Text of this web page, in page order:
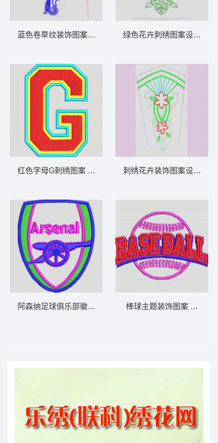
蓝色卷草纹装饰图案 抽象曲线头发
红色字母G刺绣图案 字母G
阿森纳足球俱乐部徽章 章仔arsenal
绿色花卉刺绣图案设计图
刺绣花卉装饰图案设计图
棒球主题装饰图案 章仔